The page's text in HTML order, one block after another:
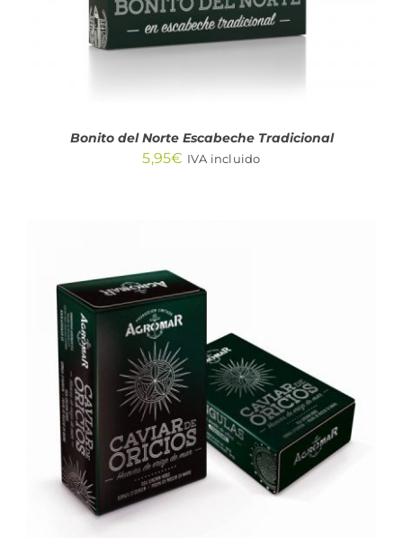
Bonito del Norte Escabeche Tradicional
5,95€ IVA incluido
AÑADIR AL CARRITO
/
DETALLES